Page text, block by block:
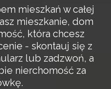
mieszkań w całej
mieszkanie, dom
która chcesz
- skontauj się z
lub zadzwoń, a
nierchomość za